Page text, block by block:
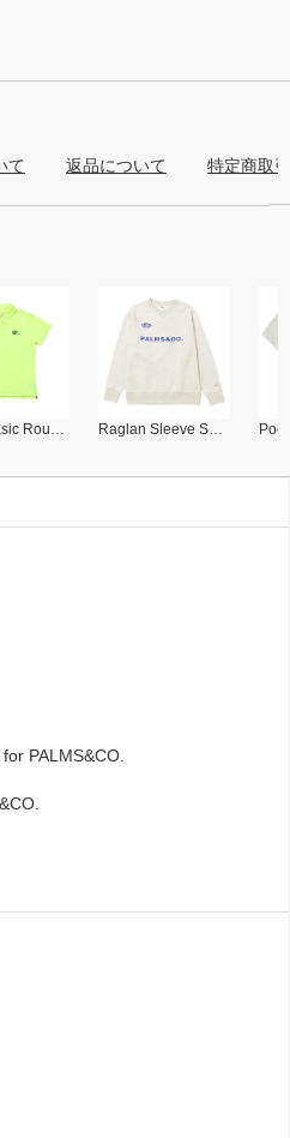
て 返品について 特定商取
PALMS&CO.